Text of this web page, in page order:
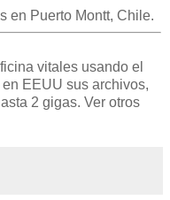
en Puerto Montt, Chile.
vitales usando el
EEUU sus archivos,
2 gigas. Ver otros